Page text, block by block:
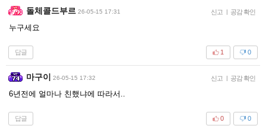
돌체콜드부르 26-05-15 17:31 신고 | 공감 확인
누구세요
답글 0
1
마구이 26-05-15 17:32 신고 | 공감 확인
6년전에 얼마나 친했냐에 따라서..
답글 0
0